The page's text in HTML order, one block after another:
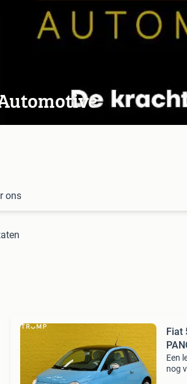
ons
Fiat
Een
nog